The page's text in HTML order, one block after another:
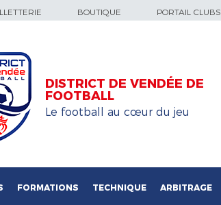
BOUTIQUE PORTAIL CLUBS
DISTRICT DE VENDÉE DE
FOOTBALL
Le football au cœur du jeu
FORMATIONS TECHNIQUE ARBITRAGE